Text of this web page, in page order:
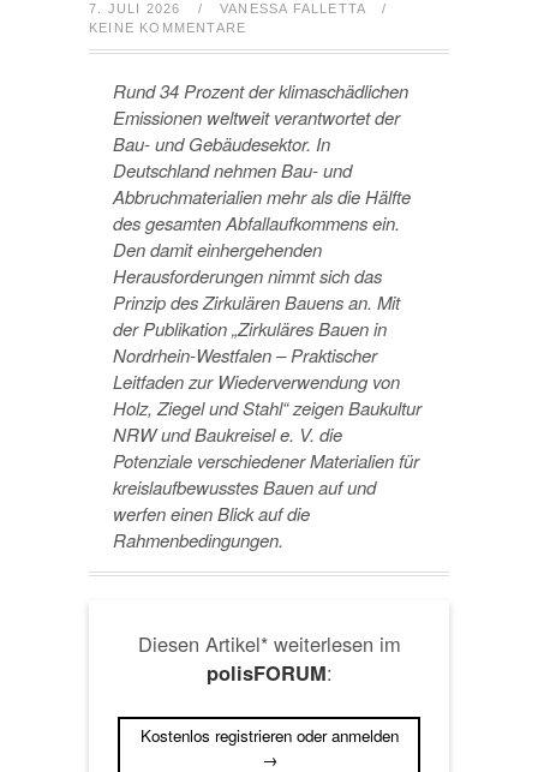
7. JULI 2026 / VANESSA FALLETTA
/
KEINE KOMMENTARE
Rund 34 Prozent der klimaschädlichen
Emissionen weltweit verantwortet der
Bau- und Gebäudesektor. In
Deutschland nehmen Bau- und
Abbruchmaterialien mehr als die Hälfte
des gesamten Abfallaufkommens ein.
Den damit einhergehenden
Herausforderungen nimmt sich das
Prinzip des Zirkulären Bauens an. Mit
der Publikation„Zirkuläres Bauen in
Nordrhein-Westfalen – Praktischer
Leitfaden zur Wiederverwendung von
Holz, Ziegel und Stahl“ zeigen Baukultur
NRW und Baukreisel e. V. die
Potenziale verschiedener Materialien für
kreislaufbewusstes Bauen auf und
werfen einen Blick auf die
Rahmenbedingungen.
Diesen Artikel* weiterlesen im
polisFORUM:
Kostenlos registrieren oder anmelden
→